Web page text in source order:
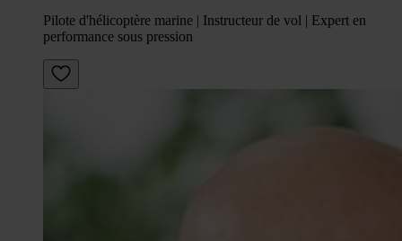
Pilote d'hélicoptère marine | Instructeur de vol | Expert en
performance sous pression